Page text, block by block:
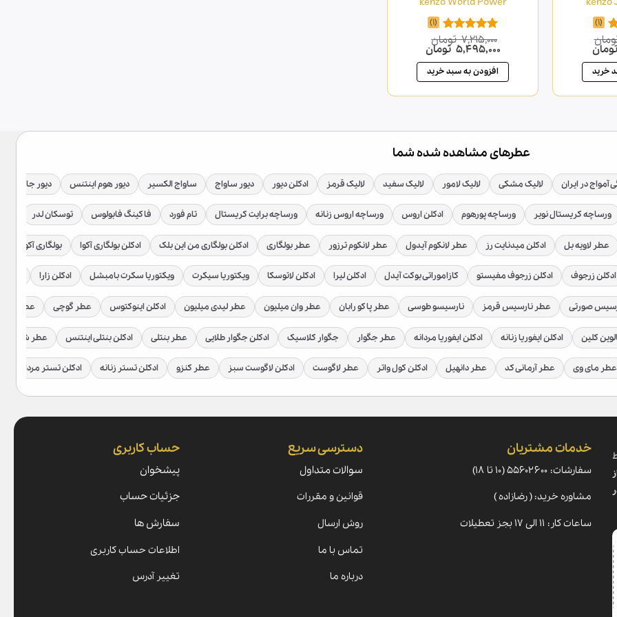
(1)
تومان
تومان
است.خرید
امتیاز5.00
از 5
(1)
7,215,000 تومان
قیمت
اصلی
7,215,000 تومان
بود.
5,495,000 تومان
است. افزودن به سبد خرید
عطرهای مشاهده شده شما
آمواج در ایران لالیک مشکی لالیک لامور لالیک سفید لالیک قرمز ادکلن دیور دیور ساواج ساواج الکسیر دیور هوم اینتنس دیور جادور
ورساچه کریستال نویر ورساچه پورهوم ادکلن اروس ورساچه اروس زنانه ورساچه برایت کریستال تام فورد فاکینگ فابولوس توسکان لدر
عطر لاویه بل ادکلن میدنایت رز عطر لانکوم آیدول عطر لانکوم ترزور عطر بولگاری ادکلن بولگاری من این بلک ادکلن بولگاری آکوا بولگاری آکوا
ادکلن زرجوف ادکلن زرجوف مفیستو کازاموراتی بوکت آیدل ادکلن لیرا ادکلن لاتوسکا ویکتوریا سیکرت ویکتوریا سکرت بامبشل ادکلن زارا
صورتی عطر نارسیس قرمز نارسیسو طوسی عطر پاکو رابان عطر وان میلیون عطر لیدی میلیون ادکلن اینوکتوس عطر گوچی عطر
کلین ادکلن ایفوریا زنانه ادکلن ایفوریا مردانه عطر جگوار جگوار کلاسیک ادکلن جگوار طلایی عطر بنتلی ادکلن بنتلی اینتنس عطر شیخ
عطر مای وی عطر آرمانی کد عطر دانهیل ادکلن کول واتر عطر لاگوست ادکلن لاگوست سبز عطر کنزو ادکلن تستر زنانه ادکلن تستر مردانه
خدمات مشتریان
سفارشات: ۵۵۶۰۲۶۰۰ (۱۰ تا ۱۸)
مشاوره خرید: ( رضازاده )
ساعات کار: ۱۱ الی ۱۷ بجز تعطیلات
دسترسی سریع
سوالات متداول
قوانین و مقررات
روش ارسال
تماس با ما
درباره ما
حساب کاربری
پیشخوان
جزئیات حساب
سفارش ها
اطلاعات حساب کاربری
تغییر آدرس